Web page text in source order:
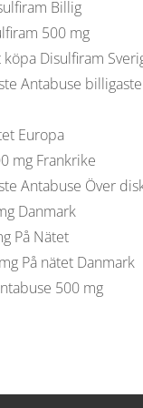
Billig
500 mg
Disulfiram
Antabuse billigaste
Europa
mg Frankrike
Antabuse Över
Danmark
På Nätet
På nätet Danmark
500 mg